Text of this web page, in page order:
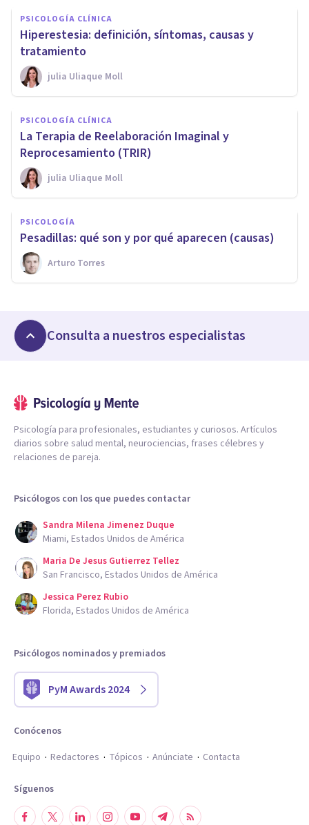
PSICOLOGÍA CLÍNICA
Hiperestesia: definición, síntomas, causas y
tratamiento
​julia Uliaque Moll
PSICOLOGÍA CLÍNICA
La Terapia de Reelaboración Imaginal y
Reprocesamiento (TRIR)
​julia Uliaque Moll
PSICOLOGÍA
Pesadillas: qué son y por qué aparecen (causas)
Arturo Torres
Consulta a nuestros especialistas
Psicología para profesionales, estudiantes y curiosos. Artículos
diarios sobre salud mental, neurociencias, frases célebres y
relaciones de pareja.
Psicólogos con los que puedes contactar
Sandra Milena Jimenez Duque
Miami, Estados Unidos de América
Maria De Jesus Gutierrez Tellez
San Francisco, Estados Unidos de América
Jessica Perez Rubio
Florida, Estados Unidos de América
Psicólogos nominados y premiados
PyM Awards 2024
Conócenos
Equipo
Redactores Tópicos Anúnciate Contacta
Síguenos